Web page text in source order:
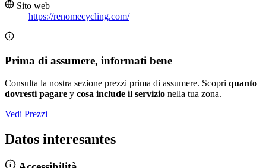
Sito web
https://renomecycling.com/
Prima di assumere, informati bene
Consulta la nostra sezione prezzi prima di assumere. Scopri quanto
dovresti pagare y cosa include il servizio nella tua zona.
Vedi Prezzi
Datos interesantes